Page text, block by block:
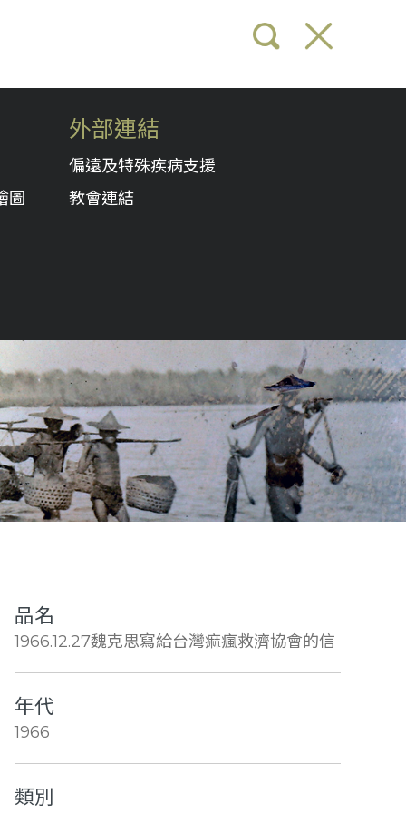
圖
外部連結
偏遠及特殊疾病支援
教會連結
品名
1966.12.27魏克思寫給台灣痲瘋救濟協會的信
年代
1966
類別